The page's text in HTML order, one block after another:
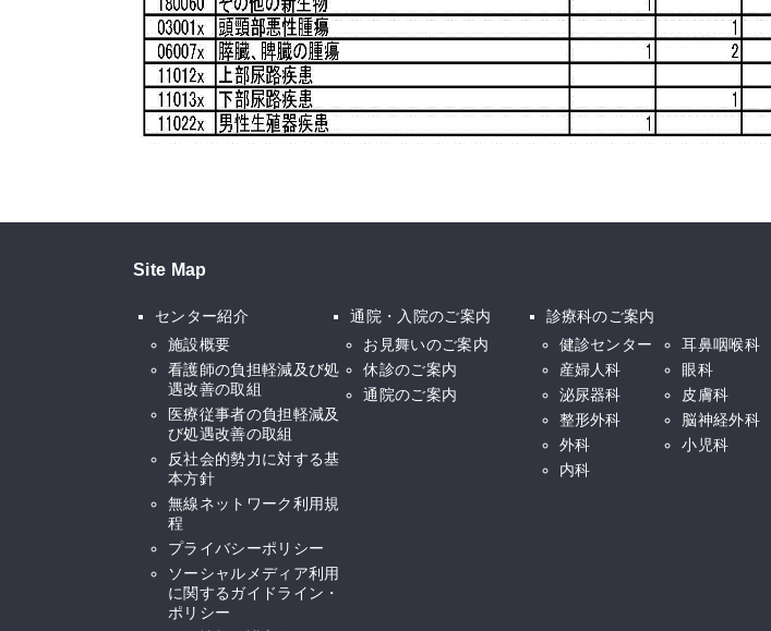
Site Map
センター紹介
施設概要
看護師の負担軽減及び処
遇改善の取組
医療従事者の負担軽減及
び処遇改善の取組
反社会的勢力に対する基
本方針
無線ネットワーク利用規
程
プライバシーポリシー
ソーシャルメディア利用
に関するガイドライン・
ポリシー
通院・入院のご案内
お見舞いのご案内
休診のご案内
通院のご案内
診療科のご案内
健診センター
耳鼻咽喉科
産婦人科
眼科
泌尿器科
皮膚科
整形外科
脳神経外科
外科
小児科
内科